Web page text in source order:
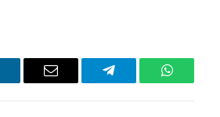
E-
Telegram WhatsApp